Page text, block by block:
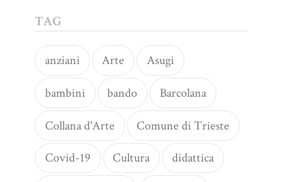
TAG
anziani Arte Asugi
bambini bando Barcolana
Collana d'Arte Comune di Trieste
Covid-19 Cultura didattica